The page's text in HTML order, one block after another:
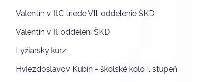
Valentín v II.C triede VII. oddelenie ŠKD
Valentín v II. oddelení ŠKD
Lyžiarsky kurz
Hviezdoslavov Kubín - školské kolo I. stupeň